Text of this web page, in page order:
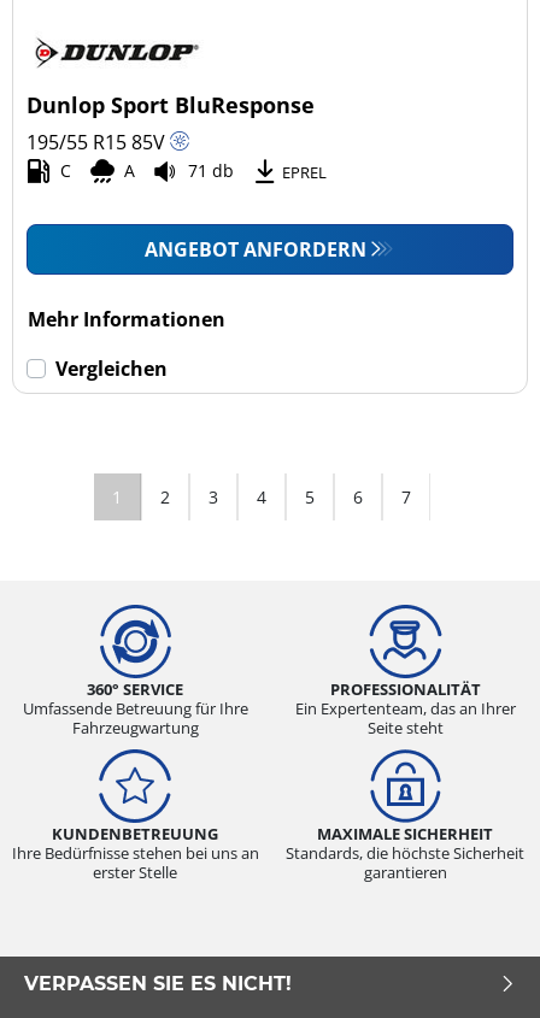
Dunlop Sport BluResponse
195/55 R1585V
C A 71 db EPREL
ANGEBOT ANFORDERN
Mehr Informationen
Vergleichen
1 2 3 4 5 6 7
360° SERVICE
Umfassende Betreuung für Ihre
Fahrzeugwartung
PROFESSIONALITÄT
Ein Expertenteam, das an Ihrer
Seite steht
KUNDENBETREUUNG
Ihre Bedürfnisse stehen bei uns an
erster Stelle
MAXIMALE SICHERHEIT
Standards, die höchste Sicherheit
garantieren
VERPASSEN SIE ES NICHT!